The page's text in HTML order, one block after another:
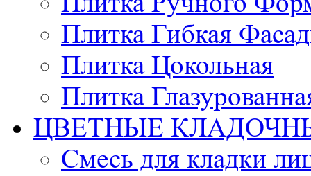
Плитка Гибкая
Плитка Цокольная
Плитка
ЦВЕТНЫЕ
Смесь для кладки